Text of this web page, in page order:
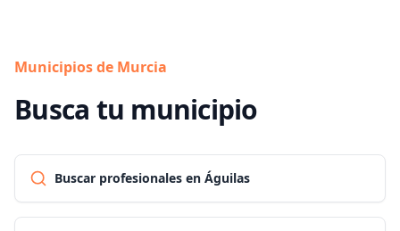
Municipios de Murcia
Busca tu municipio
Buscar profesionales en Águilas